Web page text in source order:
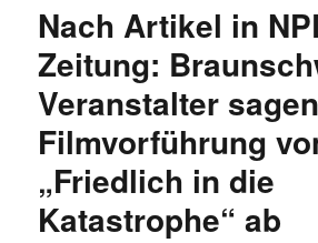
Nach Artikel in
Zeitung:
Veranstalter sagen
Filmvorführung
„Friedlich in die
Katastrophe“ ab